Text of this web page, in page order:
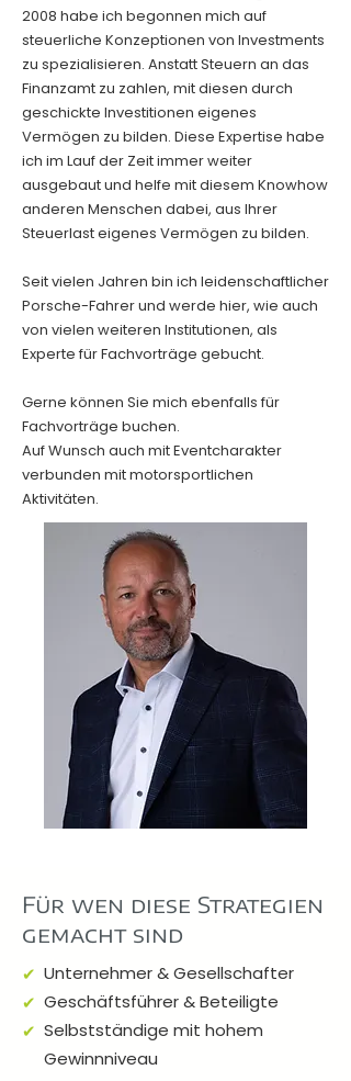
2008 habe ich begonnen mich auf
steuerliche Konzeptionen von Investments
zu spezialisieren. Anstatt Steuern an das
Finanzamt zu zahlen, mit diesen durch
geschickte Investitionen eigenes
Vermögen zu bilden. Diese Expertise habe
ich im Lauf der Zeit immer weiter
ausgebaut und helfe mit diesem Knowhow
anderen Menschen dabei, aus Ihrer
Steuerlast eigenes Vermögen zu bilden.
Seit vielen Jahren bin ich leidenschaftlicher
Porsche-Fahrer und werde hier, wie auch
von vielen weiteren Institutionen, als
Experte für Fachvorträge gebucht.
Gerne können Sie mich ebenfalls für
Fachvorträge buchen.
Auf Wunsch auch mit Eventcharakter
verbunden mit motorsportlichen
Aktivitäten.
Für wen diese Strategien
gemacht sind
Unternehmer & Gesellschafter
Geschäftsführer & Beteiligte
Selbstständige mit hohem
Gewinnniveau
✔
✔
✔